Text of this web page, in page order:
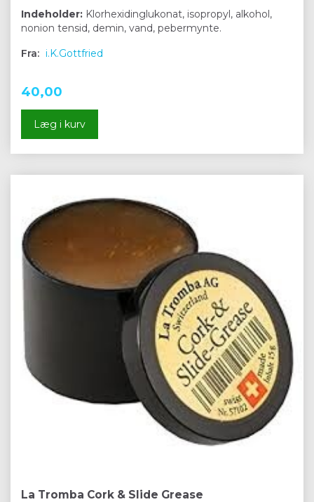
Indeholder: Klorhexidinglukonat, isopropyl, alkohol,
nonion tensid, demin, vand, pebermynte.
Fra: i.K.Gottfried
40,00
Læg i kurv
La Tromba Cork & Slide Grease